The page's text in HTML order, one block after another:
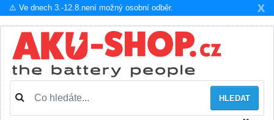
X
⚠️ Ve dnech 3.-12.8.není možný osobní odběr.
HLEDAT